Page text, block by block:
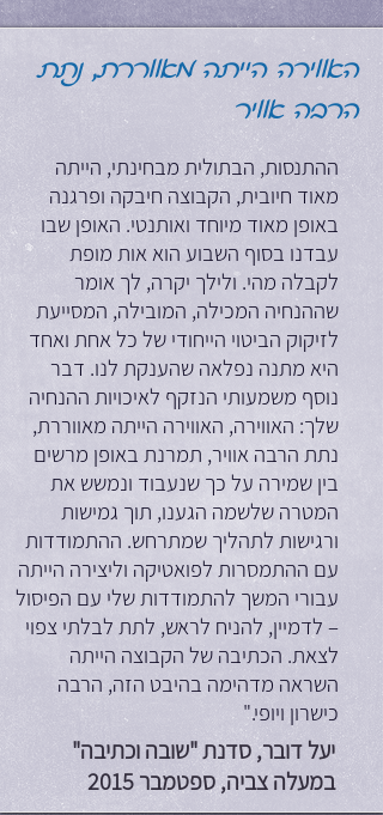
האווירה הייתה מאווררת, נתת
הרבה אוויר
ההתנסות, הבתולית מבחינתי, הייתה
מאוד חיובית, הקבוצה חיבקה ופרגנה
באופן מאוד מיוחד ואותנטי. האופן שבו
עבדנו בסוף השבוע הוא אות מופת
לקבלה מהי. ולילך יקרה, לך אומר
שההנחיה המכילה, המובילה, המסייעת
לזיקוק הביטוי הייחודי של כל אחת ואחד
היא מתנה נפלאה שהענקת לנו. דבר
נוסף משמעותי הנזקף לאיכויות ההנחיה
שלך: האווירה, האווירה הייתה מאווררת,
נתת הרבה אוויר, תמרנת באופן מרשים
בין שמירה על כך שנעבוד ונמשש את
המטרה שלשמה הגענו, תוך גמישות
ורגישות לתהליך שמתרחש. ההתמודדות
עם ההתמסרות לפואטיקה וליצירה הייתה
עבורי המשך להתמודדות שלי עם הפיסול
– לדמיין, להניח לראש, לתת לבלתי צפוי
לצאת. הכתיבה של הקבוצה הייתה
השראה מדהימה בהיבט הזה, הרבה
כישרון ויופי."
יעל דובר, סדנת "שובה וכתיבה"
במעלה צביה, ספטמבר 2015